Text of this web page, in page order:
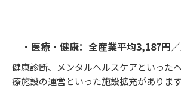
・医療・健康：全産業平均3,187円
健康診断、メンタルヘルスケアといった
療施設の運営といった施設拡充がありま